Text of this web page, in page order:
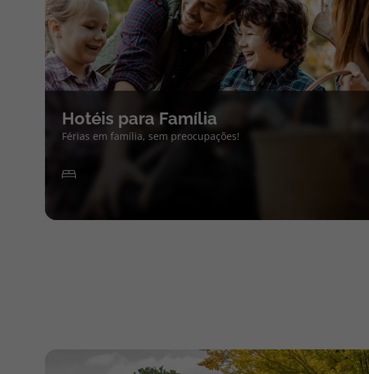
Hotéis para Família
Férias em família, sem preocupações!